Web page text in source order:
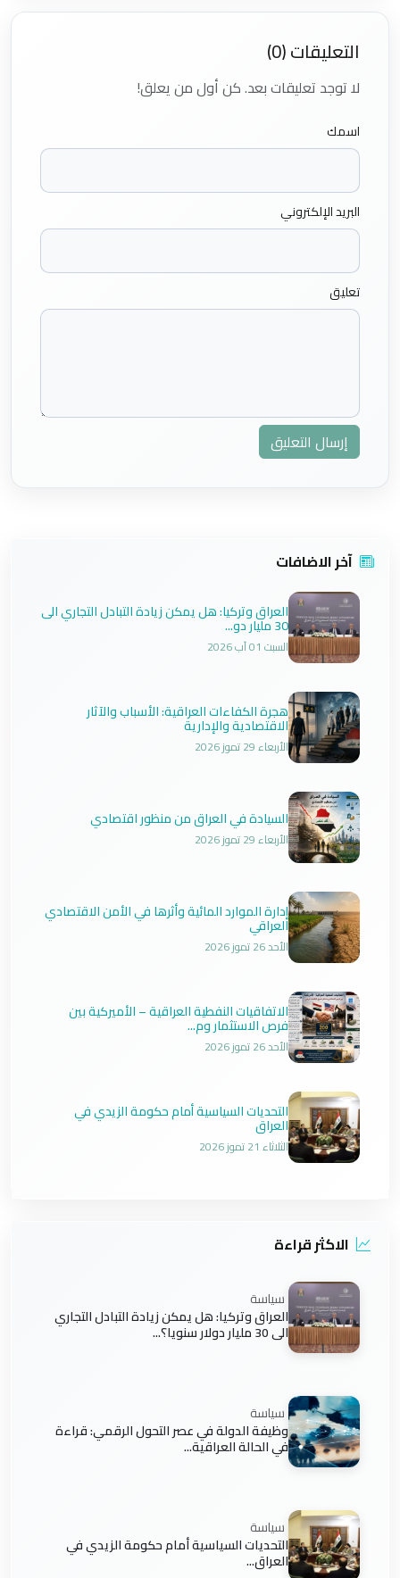
التعليقات (0)
لا توجد تعليقات بعد. كن أول من يعلق!
اسمك
البريد الإلكتروني
تعليق
إرسال التعليق
آخر الاضافات
العراق وتركيا: هل يمكن زيادة التبادل التجاري الى
30 مليار دو...
السبت 01 آب 2026
هجرة الكفاءات العراقية: الأسباب والآثار
الاقتصادية والإدارية
الأربعاء 29 تموز 2026
السيادة في العراق من منظور اقتصادي
الأربعاء 29 تموز 2026
إدارة الموارد المائية وأثرها في الأمن الاقتصادي
العراقي
الأحد 26 تموز 2026
الاتفاقيات النفطية العراقية – الأميركية بين
فرص الاستثمار وم...
الأحد 26 تموز 2026
التحديات السياسية أمام حكومة الزيدي في
العراق
الثلاثاء 21 تموز 2026
الاكثر قراءة
سياسة
العراق وتركيا: هل يمكن زيادة التبادل التجاري
الى 30 مليار دولار سنويا؟...
سياسة
وظيفة الدولة في عصر التحول الرقمي: قراءة
في الحالة العراقية...
سياسة
التحديات السياسية أمام حكومة الزيدي في
العراق...